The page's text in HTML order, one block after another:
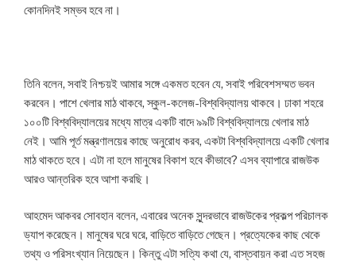
কোনদিনই সম্ভব হবে না।
তিনি বলেন, সবাই নিশ্চয়ই আমার সঙ্গে একমত হবেন যে, সবাই পরিবেশসম্মত ভবন
করবেন। পাশে খেলার মাঠ থাকবে, স্কুল-কলেজ-বিশ্ববিদ্যালয় থাকবে। ঢাকা শহরে
১০০টি বিশ্ববিদ্যালয়ের মধ্যে মাত্র একটি বাদে ৯৯টি বিশ্ববিদ্যালয়ে খেলার মাঠ
নেই। আমি পূর্ত মন্ত্রণালয়ের কাছে অনুরোধ করব, একটা বিশ্ববিদ্যালয়ে একটি খেলার
মাঠ থাকতে হবে। এটা না হলে মানুষের বিকাশ হবে কীভাবে? এসব ব্যাপারে রাজউক
আরও আন্তরিক হবে আশা করছি।
আহমেদ আকবর সোবহান বলেন, এবারের অনেক সুন্দরভাবে রাজউকের প্রকল্প পরিচালক
ড্যাপ করেছেন। মানুষের ঘরে ঘরে, বাড়িতে বাড়িতে গেছেন। প্রত্যেকের কাছ থেকে
তথ্য ও পরিসংখ্যান নিয়েছেন। কিন্তু এটা সত্যি কথা যে, বাস্তবায়ন করা এত সহজ